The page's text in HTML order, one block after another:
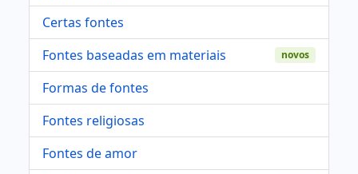
Certas fontes
Fontes baseadas em materiais
novos
Formas de fontes
Fontes religiosas
Fontes de amor